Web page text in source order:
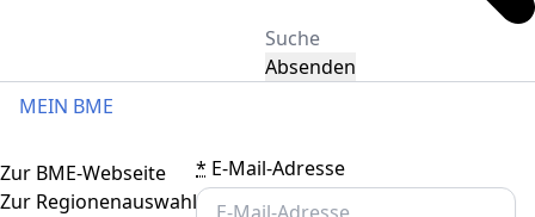
Absenden
MEIN BME
* E-Mail-Adresse
Toggle navigation
Zur BME-Webseite
Zur Regionenauswahl